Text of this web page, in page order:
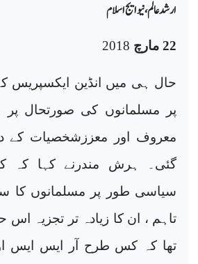
ارشد عالم ، نیو ایج اسلام
22 مارچ
حال ہی میں انڈین ایکسپریس
پر مسلمانوں کی صورتحال پر
معروف اور معززشخصیات کے
گئی۔ ہرش مندرنے کہا کہ
سیاسی طور پر مسلمانوں کا
تاہم ، ان کا زیادہ تر تجزیہ اس
تھا کہ کس طرح آر ایس ایس